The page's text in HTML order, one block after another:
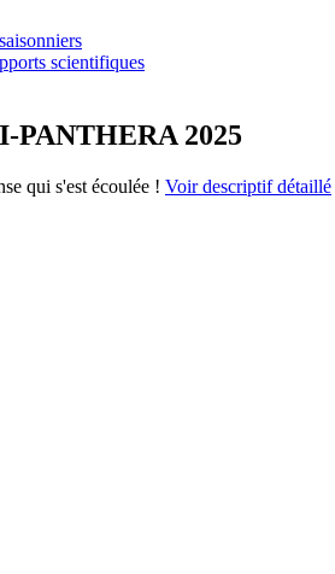
scientifiques
PANTHERA 2025
qui s'est écoulée ! Voir descriptif détaillé